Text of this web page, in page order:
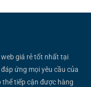
giá rẻ tốt nhất tại
ứng mọi yêu cầu của
thể tiếp cận được hàng